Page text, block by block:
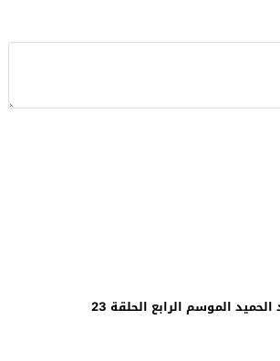
الموسم الرابع الحلقة 23